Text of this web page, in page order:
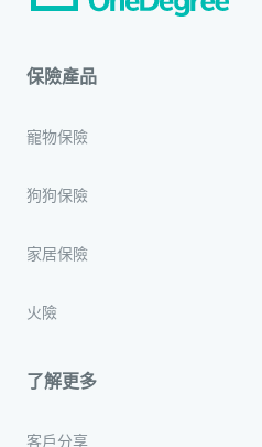
保險產品
寵物保險
狗狗保險
家居保險
火險
了解更多
客戶分享